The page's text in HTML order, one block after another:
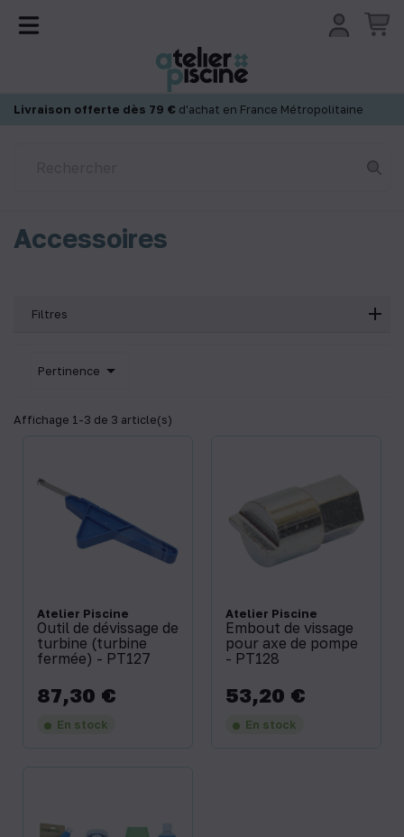
Livraison offerte dès 79 € d'achat en France Métropolitaine
Accessoires
Filtres
Pertinence 
Affichage 1-3 de 3 article(s)
Atelier Piscine
Outil de dévissage de
turbine (turbine
fermée) - PT127
Prix
87,30 €
En stock
Atelier Piscine
Embout de vissage
pour axe de pompe
- PT128
Prix
53,20 €
En stock